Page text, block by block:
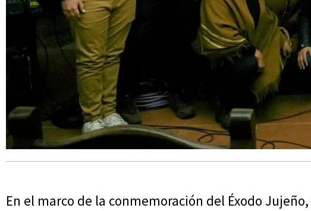
En el marco de la conmemoración del Éxodo